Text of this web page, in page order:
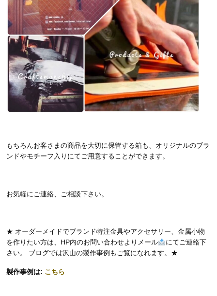
もちろんお客さまの商品を大切に保管する箱も、オリジナルのブラ
ンドやモチーフ入りにてご用意することができます。
お気軽にご連絡、ご相談下さい。
★ オーダーメイドでブランド特注金具やアクセサリー、金属小物
を作りたい方は、HP内のお問い合わせよりメール
にてご連絡下
さい。 ブログでは沢山の製作事例もご覧になれます。★
製作事例は: こちら